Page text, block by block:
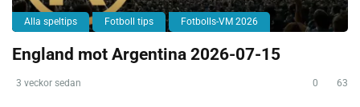
Alla speltips Fotboll tips Fotbolls-VM 2026
England mot Argentina 2026-07-15
3 veckor sedan 0 63